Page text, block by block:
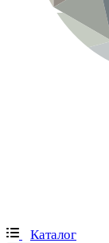
Каталог